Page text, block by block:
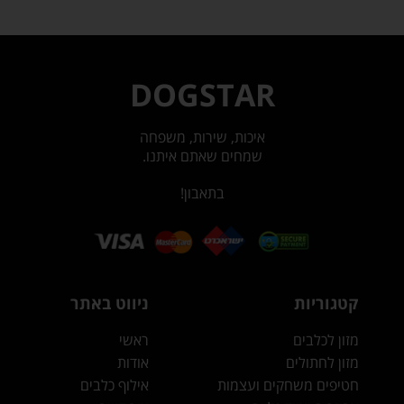
DOGSTAR
איכות, שירות, משפחה
שמחים שאתם איתנו.
בתאבון!
קטגוריות
מזון לכלבים
מזון לחתולים
חטיפים משחקים ועצמות
ניווט באתר
ראשי
אודות
אילוף כלבים